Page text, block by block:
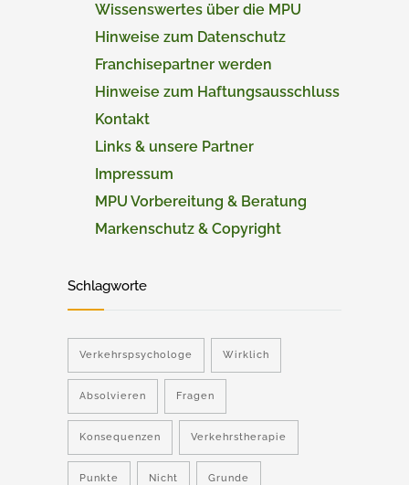
Wissenswertes über die MPU
Hinweise zum Datenschutz
Franchisepartner werden
Hinweise zum Haftungsausschluss
Kontakt
Links & unsere Partner
Impressum
MPU Vorbereitung & Beratung
Markenschutz & Copyright
Schlagworte
Verkehrspsychologe Wirklich
Absolvieren Fragen
Konsequenzen Verkehrstherapie
Punkte Nicht Grunde